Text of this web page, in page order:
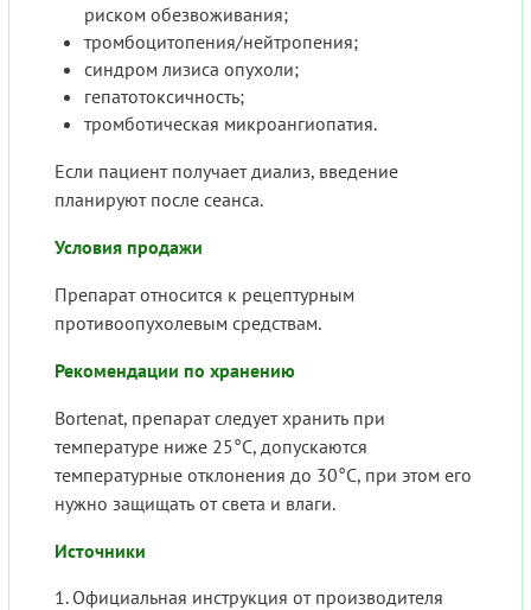
риском обезвоживания;
тромбоцитопения/нейтропения;
синдром лизиса опухоли;
гепатотоксичность;
тромботическая микроангиопатия.
Если пациент получает диализ, введение
планируют после сеанса.
Условия продажи
Препарат относится к рецептурным
противоопухолевым средствам.
Рекомендации по хранению
Bortenat, препарат следует хранить при
температуре ниже 25°C, допускаются
температурные отклонения до 30°C, при этом его
нужно защищать от света и влаги.
Источники
Официальная инструкция от производителя